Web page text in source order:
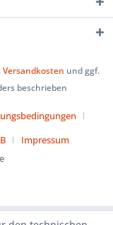
Versandkosten und ggf.
beschrieben
Impressum